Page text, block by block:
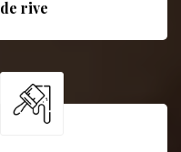
de rive